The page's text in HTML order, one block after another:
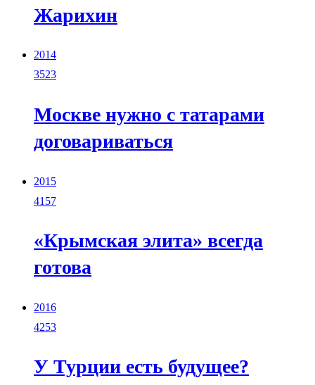
Жарихин
2014
3523
Москве нужно с татарами
договариваться
2015
4157
«Крымская элита» всегда
готова
2016
4253
У Турции есть будущее?